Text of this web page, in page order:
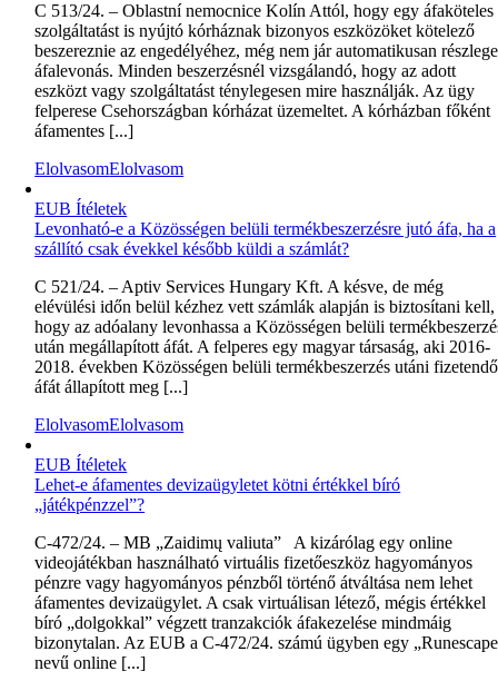
C 513/24. – Oblastní nemocnice Kolín Attól, hogy egy áfaköteles
szolgáltatást is nyújtó kórháznak bizonyos eszközöket kötelező
beszereznie az engedélyéhez, még nem jár automatikusan
áfalevonás. Minden beszerzésnél vizsgálandó, hogy az adott
eszközt vagy szolgáltatást ténylegesen mire használják. Az ügy
felperese Csehországban kórházat üzemeltet. A kórházban főként
áfamentes [...]
ElolvasomElolvasom
EUB Ítéletek
Levonható-e a Közösségen belüli termékbeszerzésre jutó áfa, ha a
szállító csak évekkel később küldi a számlát?
C 521/24. – Aptiv Services Hungary Kft. A késve, de még
elévülési időn belül kézhez vett számlák alapján is biztosítani kell,
hogy az adóalany levonhassa a Közösségen belüli
után megállapított áfát. A felperes egy magyar társaság, aki 2016-
2018. években Közösségen belüli termékbeszerzés utáni fizetendő
áfát állapított meg [...]
ElolvasomElolvasom
EUB Ítéletek
Lehet-e áfamentes devizaügyletet kötni értékkel bíró
„játékpénzzel”?
C‑472/24. – MB „Zaidimų valiuta” A kizárólag egy online
videojátékban használható virtuális fizetőeszköz hagyományos
pénzre vagy hagyományos pénzből történő átváltása nem lehet
áfamentes devizaügylet. A csak virtuálisan létező, mégis értékkel
bíró „dolgokkal” végzett tranzakciók áfakezelése mindmáig
bizonytalan. Az EUB a C-472/24. számú ügyben egy
nevű online [...]